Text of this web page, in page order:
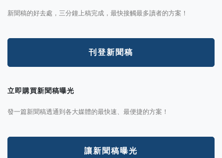
新聞稿的好去處，三分鐘上稿完成，最快接觸最多讀者的方案！
刊登新聞稿
立即購買新聞稿曝光
發一篇新聞稿透通到各大媒體的最快速、最便捷的方案！
讓新聞稿曝光